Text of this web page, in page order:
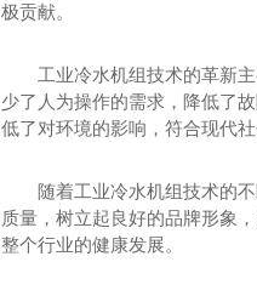
极贡献。
工业冷水机组技术的革新
少了人为操作的需求，降低了
低了对环境的影响，符合现代
随着工业冷水机组技术的
质量，树立起良好的品牌形象
整个行业的健康发展。